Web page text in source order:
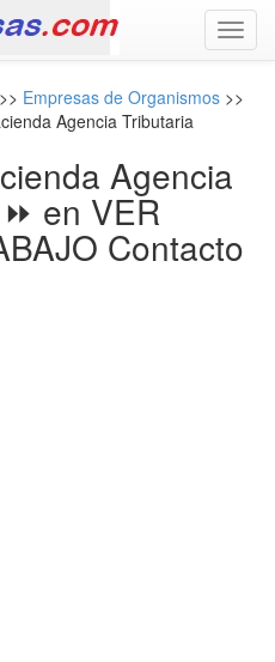
Empresas de Organismos>>
Agencia Tributaria
Agencia
en VER
Contacto